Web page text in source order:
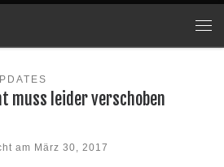
muss leider verschoben
am März 30, 2017